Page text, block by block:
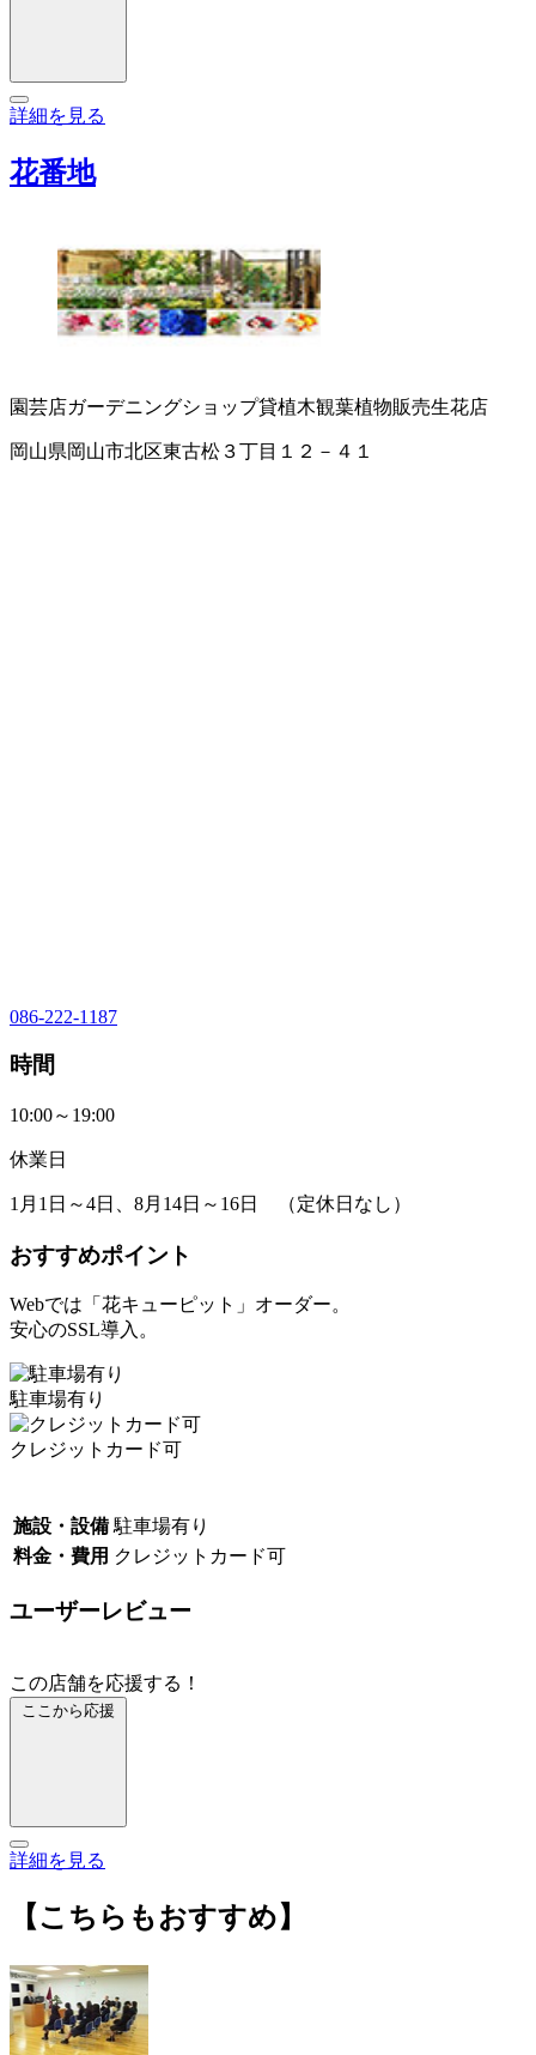
詳細を見る
花番地
園芸店ガーデニングショップ貸植木観葉植物販売生花店
岡山県岡山市北区東古松３丁目１２－４１
086-222-1187
時間
10:00～19:00
休業日
1月1日～4日、8月14日～16日 （定休日なし）
おすすめポイント
Webでは「花キューピット」オーダー。
安心のSSL導入。
駐車場有り
クレジットカード可
施設・設備 駐車場有り
料金・費用 クレジットカード可
ユーザーレビュー
この店舗を応援する！
ここから応援
詳細を見る
【こちらもおすすめ】